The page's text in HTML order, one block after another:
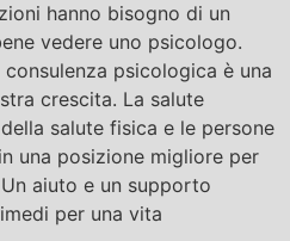
hanno bisogno di un
vedere uno psicologo.
psicologica è una
crescita. La salute
salute fisica e le persone
una posizione migliore per
aiuto e un supporto
per una vita